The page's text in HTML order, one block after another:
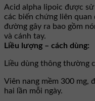
Acid alpha lipoic được
các biến chứng liên
đường gây ra bao gồm
và cánh tay.
Liều lượng – cách dùng:
Liều dùng thông thường
Viên nang mềm 300 mg,
hai lần mỗi ngày.